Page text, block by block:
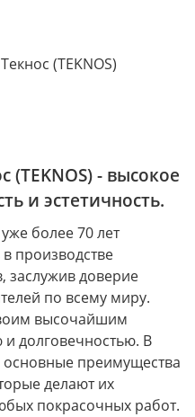
(TEKNOS) - высокое
и эстетичность.
более 70 лет
производстве
заслужив доверие
по всему миру.
высочайшим
и долговечностью. В
основные преимущества
делают их
покрасочных работ.